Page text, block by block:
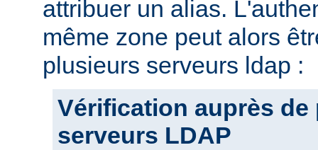
attribuer un alias.
même zone peut alors
plusieurs serveurs ldap :
Vérification auprès de
serveurs LDAP